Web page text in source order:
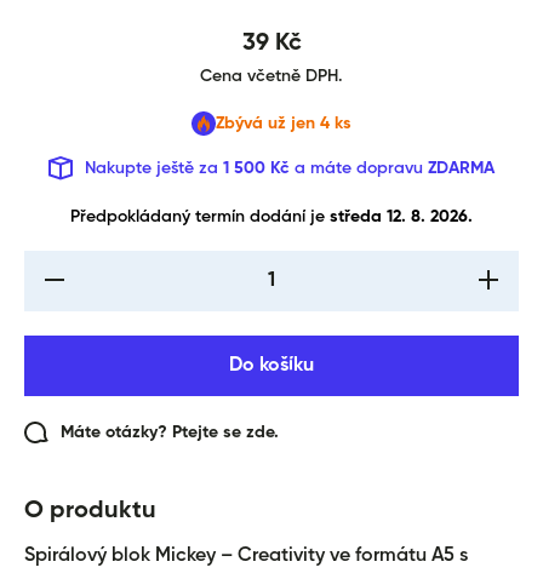
39 Kč
Cena včetně DPH.
Zbývá už jen 4 ks
Nakupte ještě za 1 500 Kč a máte dopravu ZDARMA
Předpokládaný termín dodání je středa 12. 8. 2026.
I18n Error: Missing
I18n
Do košíku
Máte otázky? Ptejte se zde.
O produktu
Spirálový blok Mickey – Creativity ve formátu A5 s